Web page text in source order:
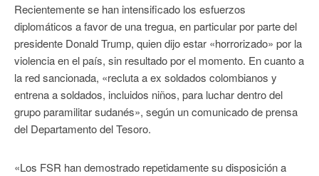
Recientemente se han intensificado los esfuerzos
diplomáticos a favor de una tregua, en particular por parte del
presidente Donald Trump, quien dijo estar «horrorizado» por la
violencia en el país, sin resultado por el momento. En cuanto a
la red sancionada, «recluta a ex soldados colombianos y
entrena a soldados, incluidos niños, para luchar dentro del
grupo paramilitar sudanés», según un comunicado de prensa
del Departamento del Tesoro.
«Los FSR han demostrado repetidamente su disposición a